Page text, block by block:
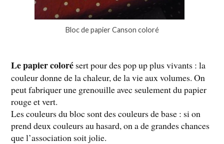
Bloc de papier Canson coloré
Le papier coloré sert pour des pop up plus vivants : la
couleur donne de la chaleur, de la vie aux volumes. On
peut fabriquer une grenouille avec seulement du papier
rouge et vert.
Les couleurs du bloc sont des couleurs de base : si on
prend deux couleurs au hasard, on a de grandes chances
que l’association soit jolie.